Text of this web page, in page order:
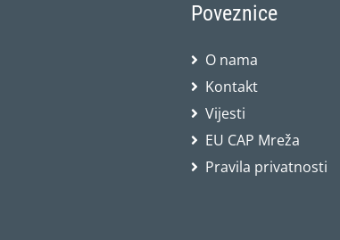
Poveznice
O nama
Kontakt
Vijesti
EU CAP Mreža
Pravila privatnosti